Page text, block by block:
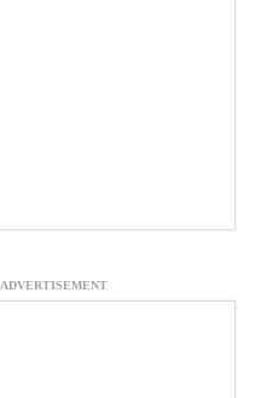
ADVERTISEMENT